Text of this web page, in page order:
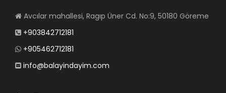
Avcılar mahallesi, Ragıp Üner Cd. No:9, 50180 Göreme
+903842712181
+905462712181
info@balayindayim.com